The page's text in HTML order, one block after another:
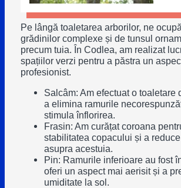
Pe lângă toaletarea arborilor, ne
grădinilor complexe și de tunsul
precum tuia. În Codlea, am realizat
spațiilor verzi pentru a păstra un
profesionist.
Salcâm: Am efectuat o toaletare
a elimina ramurile
stimula înflorirea.
Frasin: Am curățat coroana
stabilitatea copacului și a
asupra acestuia.
Pin: Ramurile inferioare au fost
oferi un aspect mai aerisit și a
umiditate la sol.